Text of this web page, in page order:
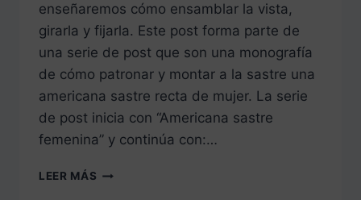
enseñaremos cómo ensamblar la vista,
girarla y fijarla. Este post forma parte de
una serie de post que son una monografía
de cómo patronar y montar a la sastre una
americana sastre recta de mujer. La serie
de post inicia con “Americana sastre
femenina” y continúa con:…
LEER MÁS ENSAMBLAJE